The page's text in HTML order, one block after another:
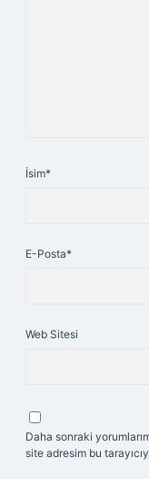
İsim*
E-Posta*
Web Sitesi
Daha sonraki
site adresim bu